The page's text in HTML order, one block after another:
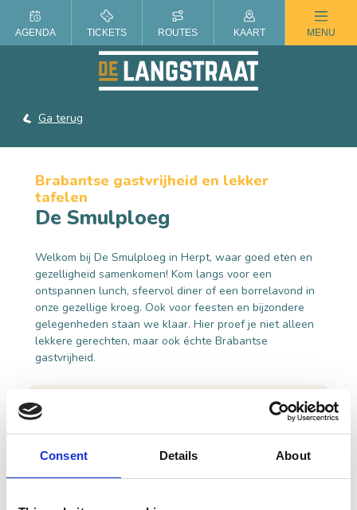
Consent Details About
ZOMER IN DE LANGSTRAAT
Ga terug
Brabantse gastvrijheid en lekker
tafelen
De Smulploeg
Welkom bij De Smulploeg in Herpt, waar goed eten en
gezelligheid samenkomen! Kom langs voor een
ontspannen lunch, sfeervol diner of een borrelavond in
onze gezellige kroeg. Ook voor feesten en bijzondere
gelegenheden staan we klaar. Hier proef je niet alleen
lekkere gerechten, maar ook échte Brabantse
gastvrijheid.
Heusdenseweg 2, 5255 AD Herpt
Bekijk website
AGENDA TICKETS ROUTES KAART MENU